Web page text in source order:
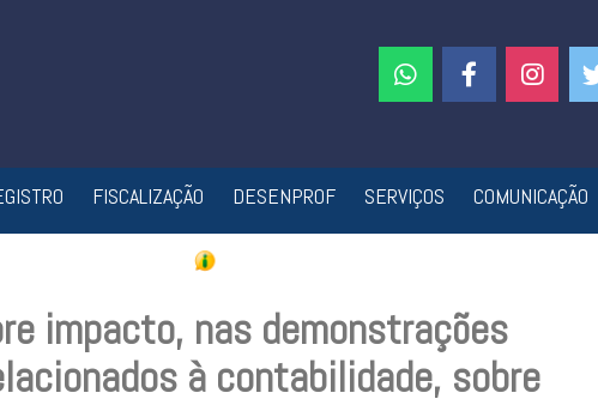
FISCALIZAÇÃO DESENPROF SERVIÇOS COMUNICAÇÃO
impacto, nas demonstrações
à contabilidade, sobre